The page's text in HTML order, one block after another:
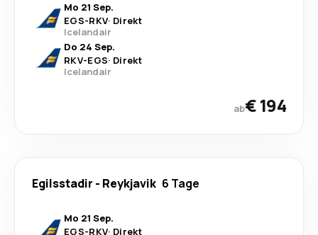
Mo 21 Sep.
EGS-RKV· Direkt
Icelandair
Do 24 Sep.
RKV-EGS· Direkt
Icelandair
ab€ 194
Egilsstadir - Reykjavik 6 Tage
Mo 21 Sep.
EGS-RKV· Direkt